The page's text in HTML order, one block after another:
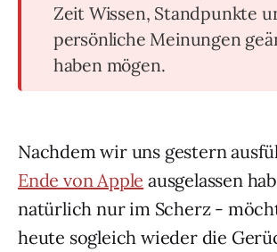
Zeit Wissen, Standpunkte
persönliche Meinungen
haben mögen.
Nachdem wir uns gestern
Ende von Apple ausgelassen
natürlich nur im Scherz -
heute sogleich wieder die